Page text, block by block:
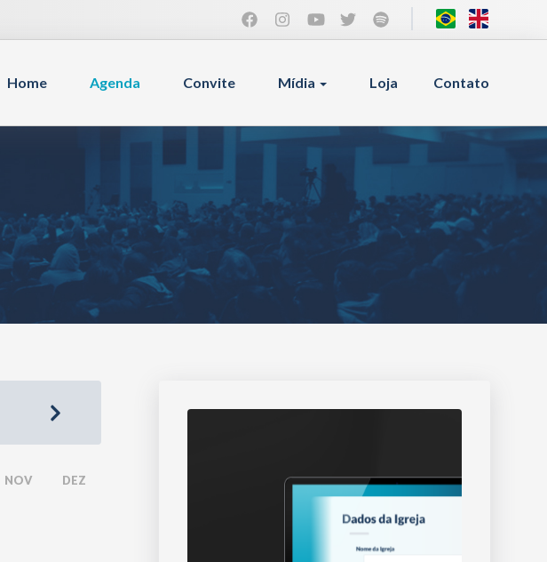
Home Agenda Convite Mídia Loja Contato
NOV DEZ